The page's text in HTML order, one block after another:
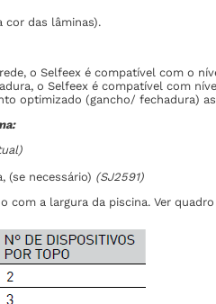
cor das lâminas).
o Selfeex é compatível com o
o Selfeex é compatível com
optimizado (gancho/ fechadura)
(se necessário) (SJ2591)
com a largura da piscina. Ver